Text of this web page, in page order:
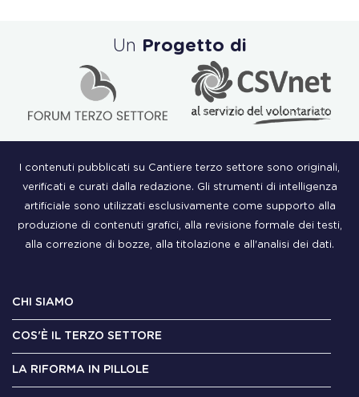
Un Progetto di
I contenuti pubblicati su Cantiere terzo settore sono originali,
verificati e curati dalla redazione. Gli strumenti di intelligenza
artificiale sono utilizzati esclusivamente come supporto alla
produzione di contenuti grafici, alla revisione formale dei testi,
alla correzione di bozze, alla titolazione e all'analisi dei dati.
CHI SIAMO
COS'È IL TERZO SETTORE
LA RIFORMA IN PILLOLE